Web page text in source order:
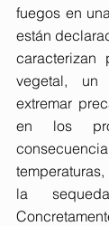
fuegos en
están
caracterizan
vegetal,
extremar
en los
la